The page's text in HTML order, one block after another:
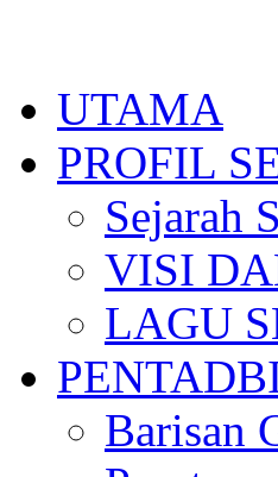
UTAMA
PROFIL
Sejarah
VISI
LAGU
Barisan